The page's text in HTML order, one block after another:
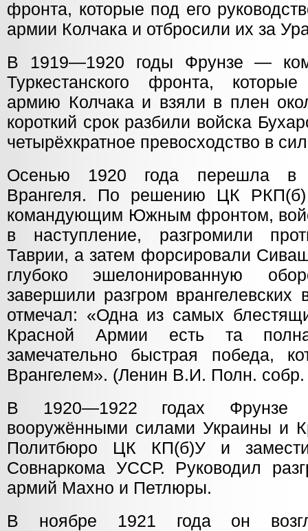
фронта, которые под его
армии Колчака и отбросили их за
В 1919—1920 годы Фрунзе —
Туркестанского фронта,
армию Колчака и взяли в плен
короткий срок разбили войска
четырёхкратное превосходство в
Осенью 1920 года перешла в
Врангеля. По решению ЦК РКП(б)
командующим Южным фронтом,
в наступление, разгромили
Таврии, а затем форсировали
глубоко эшелонированную
завершили разгром
отмечал: «Одна из самых
Красной Армии есть та
замечательно быстрая победа,
Врангелем». (Ленин В.И. Полн.
В 1920—1922 годах Фрунзе
вооружёнными силами Украины и
Политбюро ЦК КП(б)У и
Совнаркома УССР. Руководил
армий Махно и Петлюры.
В ноябре 1921 года он